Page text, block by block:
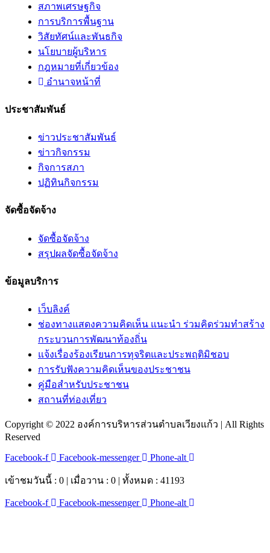
สภาพเศรษฐกิจ
การบริการพื้นฐาน
วิสัยทัศน์และพันธกิจ
นโยบายผู้บริหาร
กฎหมายที่เกี่ยวข้อง
อํานาจหน้าที่
ประชาสัมพันธ์
ข่าวประชาสัมพันธ์
ข่าวกิจกรรม
กิจการสภา
ปฏิทินกิจกรรม
จัดซื้อจัดจ้าง
จัดซื้อจัดจ้าง
สรุปผลจัดซื้อจัดจ้าง
ข้อมูลบริการ
เว็บลิงค์
ช่องทางแสดงความคิดเห็น แนะนำ ร่วมคิดร่วมทำสร้าง
กระบวนการพัฒนาท้องถิ่น
แจ้งเรื่องร้องเรียนการทุจริตและประพฤติมิชอบ
การรับฟังความคิดเห็นของประชาชน
คู่มือสำหรับประชาชน
สถานที่ท่องเที่ยว
Copyright © 2022 องค์การบริหารส่วนตำบลเวียงแก้ว | All Rights
Reserved
Facebook-f
Facebook-messenger Phone-alt
เข้าชมวันนี้ : 0 | เมื่อวาน : 0 | ทั้งหมด : 41193
Facebook-f Facebook-messenger Phone-alt